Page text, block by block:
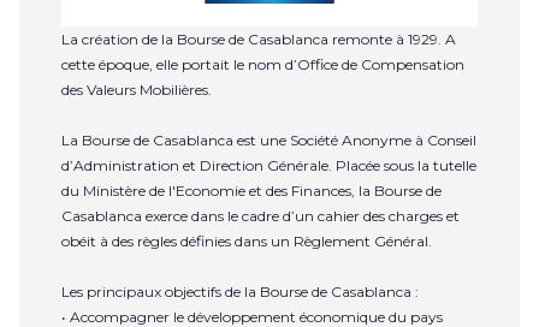
La création de la Bourse de Casablanca remonte à 1929. A
cette époque, elle portait le nom d’Office de Compensation
des Valeurs Mobilières.
La Bourse de Casablanca est une Société Anonyme à Conseil
d’Administration et Direction Générale. Placée sous la tutelle
du Ministère de l'Economie et des Finances, la Bourse de
Casablanca exerce dans le cadre d’un cahier des charges et
obéit à des règles définies dans un Règlement Général.
Les principaux objectifs de la Bourse de Casablanca :
• Accompagner le développement économique du pays